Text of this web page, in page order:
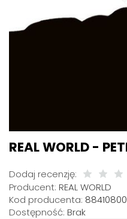
REAL WORLD -
Dodaj recenzję:
Producent: REAL WORLD
Kod producenta:
Dostępność: Brak